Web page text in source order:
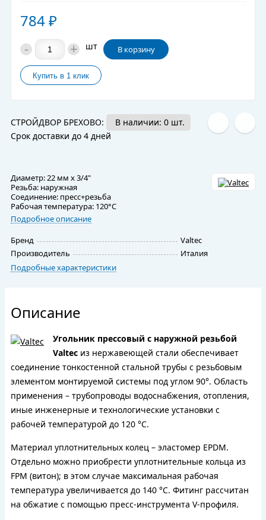
784₽
- + шт В корзину
СТРОЙДВОР БРЕХОВО:
В наличии: 0 шт.
Срок доставки до 4 дней
Диаметр: 22 мм х 3/4"
Резьба: наружная
Соединение: пресс+резьба
Рабочая температура: 120°С
Подробное описание
Бренд
Valtec
Производитель
Италия
Подробные характеристики
Описание
Угольник прессовый с наружной резьбой
Valtec из нержавеющей стали обеспечивает
соединение тонкостенной стальной трубы с резьбовым
элементом монтируемой системы под углом 90°. Область
применения – трубопроводы водоснабжения, отопления,
иные инженерные и технологические установки с
рабочей температурой до 120 °С.
Материал уплотнительных колец – эластомер EPDM.
Отдельно можно приобрести уплотнительные кольца из
FPM (витон); в этом случае максимальная рабочая
температура увеличивается до 140 °С. Фитинг рассчитан
на обжатие с помощью пресс-инструмента V-профиля.